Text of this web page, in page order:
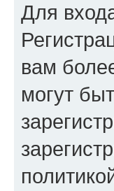
Для
вам
могут